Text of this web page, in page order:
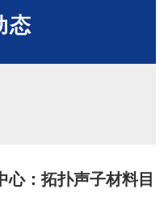
态
：拓扑声子材料目